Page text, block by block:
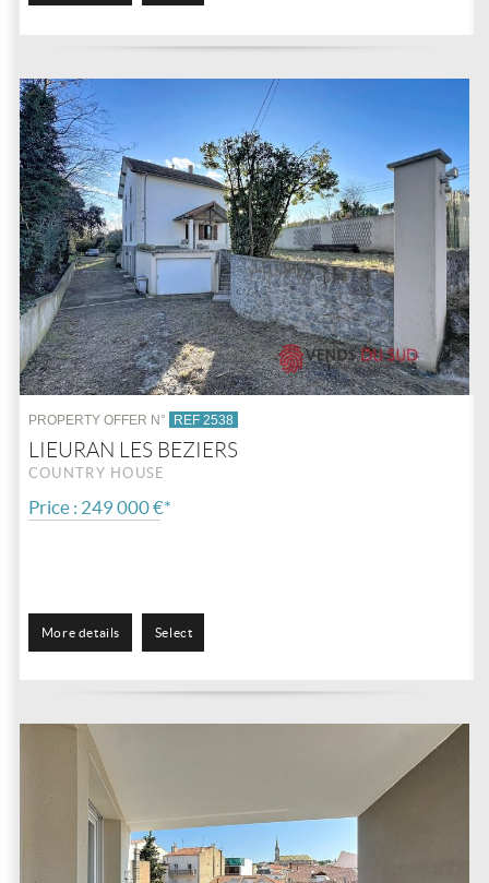
PROPERTY OFFER N° REF 2538
LIEURAN LES BEZIERS
COUNTRY HOUSE
Price : 249 000 €*
More details Select